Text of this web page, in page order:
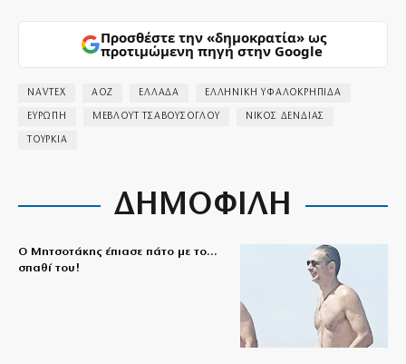
Προσθέστε την «δημοκρατία» ως
προτιμώμενη πηγή στην Google
NAVTEX ΑΟΖ ΕΛΛΑΔΑ ΕΛΛΗΝΙΚΗ ΥΦΑΛΟΚΡΗΠΙΔΑ
ΕΥΡΩΠΗ ΜΕΒΛΟΥΤ ΤΣΑΒΟΥΣΟΓΛΟΥ ΝΙΚΟΣ ΔΕΝΔΙΑΣ
ΤΟΥΡΚΙΑ
ΔΗΜΟΦΙΛΗ
Ο Μητσοτάκης έπιασε πάτο με το…
σπαθί του!